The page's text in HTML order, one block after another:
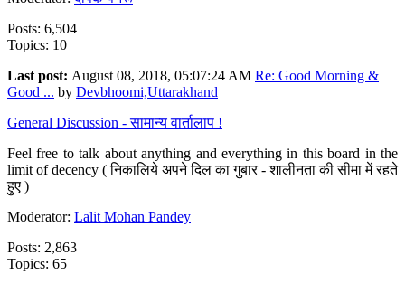
Posts: 6,504
Topics: 10
Last post: August 08, 2018, 05:07:24 AM Re: Good Morning &
Good ... by Devbhoomi,Uttarakhand
General Discussion - सामान्य वार्तालाप !
Feel free to talk about anything and everything in this board in the
limit of decency ( निकालिये अपने दिल का गुबार - शालीनता की सीमा में रहते
हुए )
Moderator: Lalit Mohan Pandey
Posts: 2,863
Topics: 65